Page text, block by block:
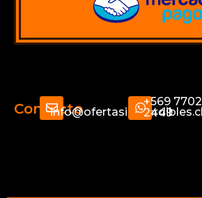
Contactoinfo@ofertasimperdibles.cl
+569 7702
2449